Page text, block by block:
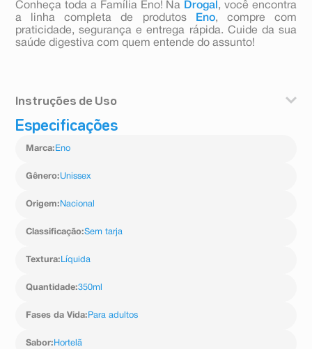
Conheça toda a Família Eno! Na Drogal , você encontra
a linha completa de produtos
Eno, compre com
praticidade, segurança e entrega rápida. Cuide da sua
saúde digestiva com quem entende do assunto!
Instruções de Uso
• Para Antiácido: Uso Oral. Agitar antes de usar. 5 a
ao dia.
ml (2 a 4 colheres de sopa) por dia. Não exceder a dose
Especificações
Marca: Eno
Gênero:Unissex
Origem: Nacional
Classificação:Sem tarja
Textura: Líquida
Quantidade:350ml
Fases da Vida: Para adultos
Sabor: Hortelã